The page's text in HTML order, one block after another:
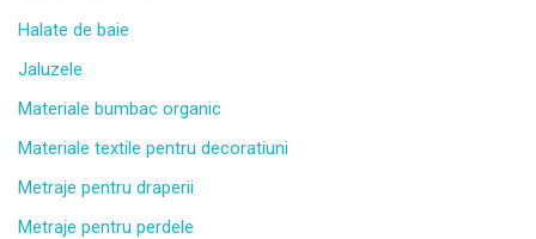
Halate de baie
Jaluzele
Materiale bumbac organic
Materiale textile pentru decoratiuni
Metraje pentru draperii
Metraje pentru perdele